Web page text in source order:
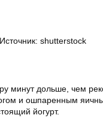
shutterstock
минут дольше, чем
и ошпаренным
йогурт.